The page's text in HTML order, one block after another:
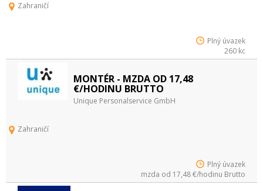
Zahraničí
Plný úvazek
260 kc
MONTÉR - MZDA OD 17,48
€/HODINU BRUTTO
Unique Personalservice GmbH
Zahraničí
Plný úvazek
mzda od 17,48 €/hodinu Brutto